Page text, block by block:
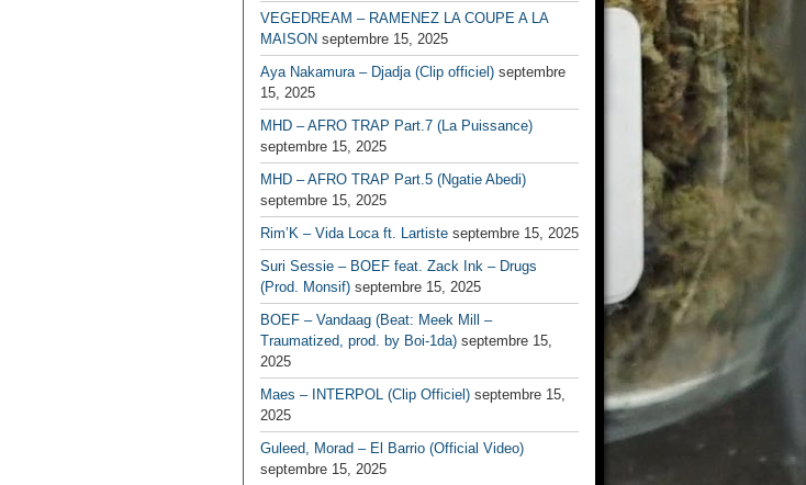
VEGEDREAM – RAMENEZ LA COUPE A LA
MAISON septembre 15, 2025
Aya Nakamura – Djadja (Clip officiel) septembre
15, 2025
MHD – AFRO TRAP Part.7 (La Puissance)
septembre 15, 2025
MHD – AFRO TRAP Part.5 (Ngatie Abedi)
septembre 15, 2025
Rim’K – Vida Loca ft. Lartiste septembre 15, 2025
Suri Sessie – BOEF feat. Zack Ink – Drugs
(Prod. Monsif) septembre 15, 2025
BOEF – Vandaag (Beat: Meek Mill –
Traumatized, prod. by Boi-1da) septembre 15,
2025
Maes – INTERPOL (Clip Officiel) septembre 15,
2025
Guleed, Morad – El Barrio (Official Video)
septembre 15, 2025